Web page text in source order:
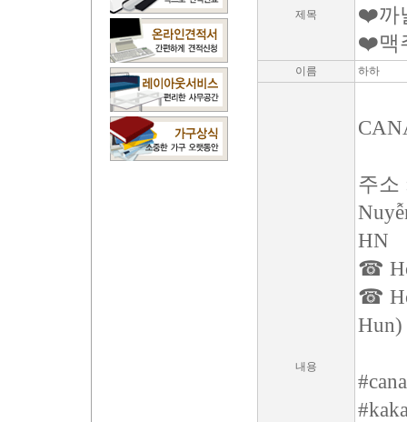
제목
❤️까
❤️맥
이름 하하
내용
주소
HN
☎
☎
Hun)